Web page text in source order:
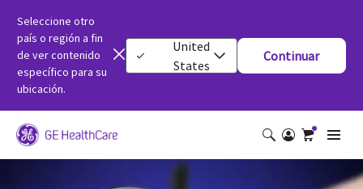
Seleccione otro
país o región a fin
de ver contenido
específico para su
ubicación.
United
States
Continuar